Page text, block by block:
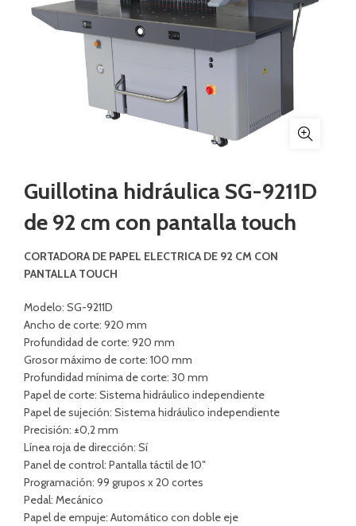
Guillotina hidráulica SG-9211D
de 92 cm con pantalla touch
CORTADORA DE PAPEL ELECTRICA DE 92 CM CON
PANTALLA TOUCH
Modelo: SG-9211D
Ancho de corte: 920 mm
Profundidad de corte: 920 mm
Grosor máximo de corte: 100 mm
Profundidad mínima de corte: 30 mm
Papel de corte: Sistema hidráulico independiente
Papel de sujeción: Sistema hidráulico independiente
Precisión: ±0,2 mm
Línea roja de dirección: Sí
Panel de control: Pantalla táctil de 10″
Programación: 99 grupos x 20 cortes
Pedal: Mecánico
Papel de empuje: Automático con doble eje